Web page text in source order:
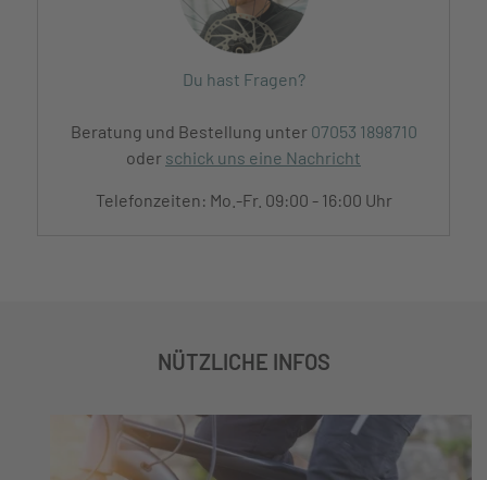
Du hast Fragen?
Beratung und Bestellung unter 07053 1898710
oder schick uns eine Nachricht
Telefonzeiten: Mo.-Fr. 09:00 - 16:00 Uhr
NÜTZLICHE INFOS